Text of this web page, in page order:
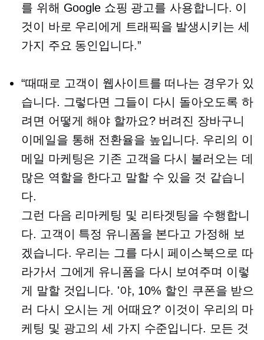
를 위해 Google 쇼핑 광고를 사용합니다. 이
것이 바로 우리에게 트래픽을 발생시키는 세
가지 주요 동인입니다.”
“때때로 고객이 웹사이트를 떠나는 경우가 있
습니다. 그렇다면 그들이 다시 돌아오도록 하
려면 어떻게 해야 할까요? 버려진 장바구니
이메일을 통해 전환율을 높입니다. 우리의 이
메일 마케팅은 기존 고객을 다시 불러오는 데
많은 역할을 한다고 말할 수 있을 것 같습니
다.
그런 다음 리마케팅 ​​및 리타겟팅을 수행합니
다. 고객이 특정 유니폼을 본다고 가정해 보
겠습니다. 우리는 그를 다시 페이스북으로 따
라가서 그에게 유니폼을 다시 보여주며 이렇
게 말할 것입니다. '야, 10% 할인 쿠폰을 받으
러 다시 오시는 게 어때요?' 이것이 우리의 마
케팅 및 광고의 세 가지 수준입니다. 모든 것